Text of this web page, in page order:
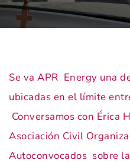
Se va APR Energy una
ubicadas en el límite
Conversamos con Érica
Asociación Civil
Autoconvocados sobre